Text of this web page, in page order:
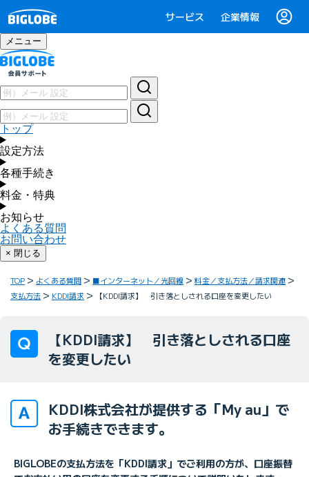
サービス 企業情報
メニュー
トップ
設定方法
各種手続き
料金・特典
お知らせ
よくある質問
お問い合わせ
× 閉じる
TOP よくある質問 ■インターネット／光回線
料金／支払方法／請求関連
支払方法
KDDI請求 【KDDI請求】 引き落としされる口座を変更したい
【KDDI請求】 引き落としされる口座
を変更したい
KDDI株式会社が提供する「My au」で
お手続きできます。
BIGLOBEの支払方法を「KDDI請求」でご利用の方が、口座振替